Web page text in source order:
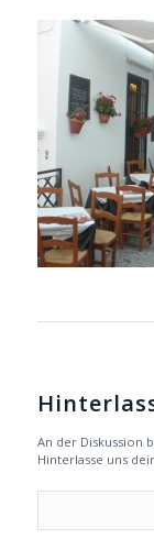
An der Diskussion
Hinterlasse uns